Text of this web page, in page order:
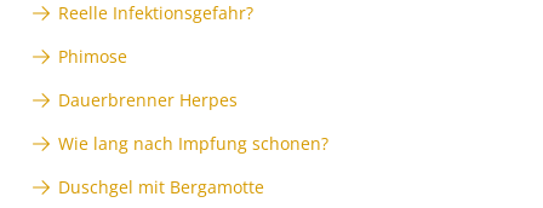
Reelle Infektionsgefahr?
Phimose
Dauerbrenner Herpes
Wie lang nach Impfung schonen?
Duschgel mit Bergamotte